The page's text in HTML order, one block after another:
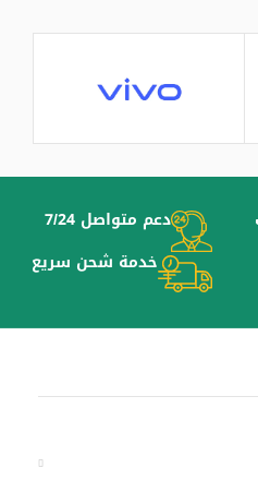
دعم متواصل 7/24
خدمة شحن سريع